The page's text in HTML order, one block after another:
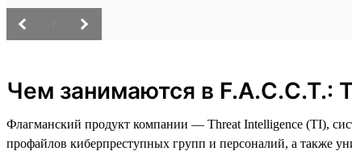
Чем занимаются в F.A.C.C.T.:
Флагманский продукт компании — Threat Intelligence (TI),
профайлов киберпреступных групп и персоналий, а также